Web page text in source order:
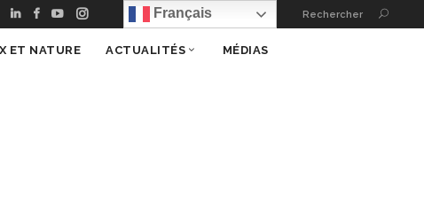
Français Rechercher
ET NATURE ACTUALITÉS MÉDIAS